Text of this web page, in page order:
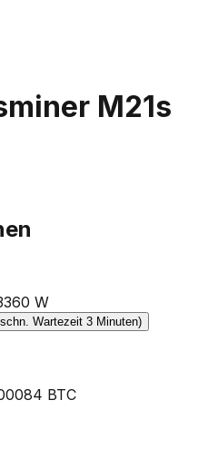
M21s
W
Wartezeit 3 Minuten)
BTC